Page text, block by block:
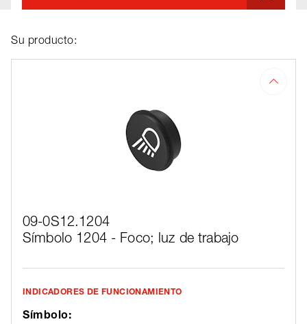
Su producto:
09-0S12.1204
Símbolo 1204 - Foco; luz de trabajo
INDICADORES DE FUNCIONAMIENTO
Símbolo: